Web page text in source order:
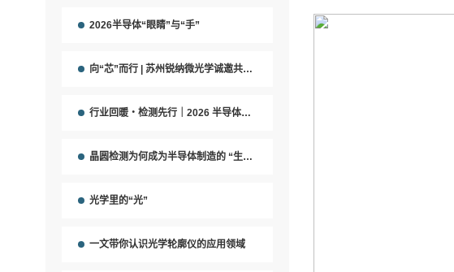
2026半导体“眼睛”与“手”
向“芯”而行 | 苏州锐纳微光学诚邀共聚 SEMICON China 2026
行业回暖・检测先行｜2026 半导体上行周期，高精度金相检测成产能保障关键
晶圆检测为何成为半导体制造的 “生死线”
光学里的“光”
一文带你认识光学轮廓仪的应用领域